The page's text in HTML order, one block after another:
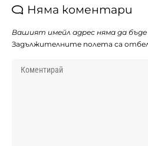
Няма коментари
Вашият имейл адрес няма да бъде
Задължителните полета са